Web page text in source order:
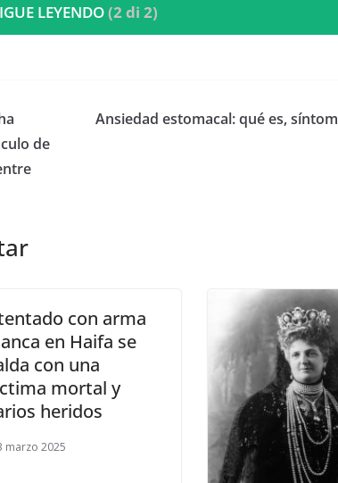
LEYENDO(2 di 2)
de
Ansiedad estomacal: qué es,
con arma
en Haifa se
con una
mortal y
heridos
marzo 2025